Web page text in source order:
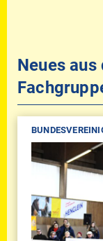
Neues aus